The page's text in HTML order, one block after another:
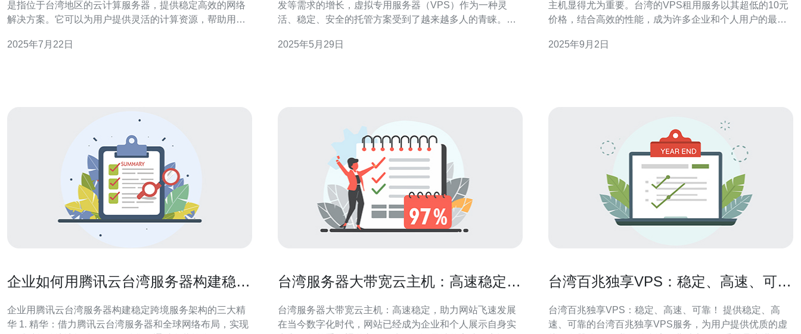
是指位于台湾地区的云计算服务器，提供稳定高效的网络
解决方案。它可以为用户提供灵活的计算资源，帮助用户
下几个优势： 稳定高效：台湾云服务器拥有高速网络连接
2025年7月22日
发等需求的增长，虚拟专用服务器（VPS）作为一种灵
活、稳定、安全的托管方案受到了越来越多人的青睐。而
台湾VPS是指托管在台湾境内的虚拟专用服务器。它通常
2025年5月29日
主机显得尤为重要。台湾的VPS租用服务以其超低的10元
价格，结合高效的性能，成为许多企业和个人用户的最佳
良的客户体验，成为了许多用户的首选。在以下段落中，
2025年9月2日
企业如何用腾讯云台湾服务器构建稳定
企业用腾讯云台湾服务器构建稳定跨境服务架构的三大精
华 1. 精华：借力腾讯云台湾服务器和全球网络布局，实现
台湾服务器大带宽云主机：高速稳定，
台湾服务器大带宽云主机：高速稳定，助力网站飞速发展
在当今数字化时代，网站已经成为企业和个人展示自身实
台湾百兆独享VPS：稳定、高速、可
台湾百兆独享VPS：稳定、高速、可靠！ 提供稳定、高
速、可靠的台湾百兆独享VPS服务，为用户提供优质的虚